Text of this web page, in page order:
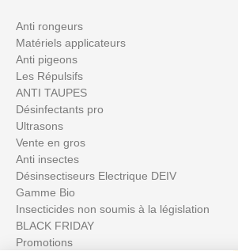
Anti rongeurs
Matériels applicateurs
Anti pigeons
Les Répulsifs
ANTI TAUPES
Désinfectants pro
Ultrasons
Vente en gros
Anti insectes
Désinsectiseurs Electrique DEIV
Gamme Bio
Insecticides non soumis à la législation
BLACK FRIDAY
Promotions